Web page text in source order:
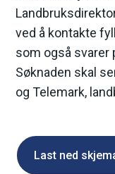
ved å kontakte
som også svarer
Søknaden skal
og Telemark,
Last ned